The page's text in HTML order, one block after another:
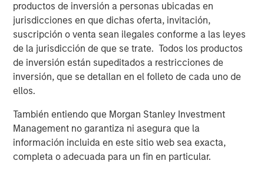
productos de inversión a personas ubicadas en
jurisdicciones en que dichas oferta, invitación,
suscripción o venta sean ilegales conforme a las leyes
de la jurisdicción de que se trate. Todos los productos
de inversión están supeditados a restricciones de
inversión, que se detallan en el folleto de cada uno de
ellos.
También entiendo que Morgan Stanley Investment
Management no garantiza ni asegura que la
información incluida en este sitio web sea exacta,
completa o adecuada para un fin en particular.
Featured Insights